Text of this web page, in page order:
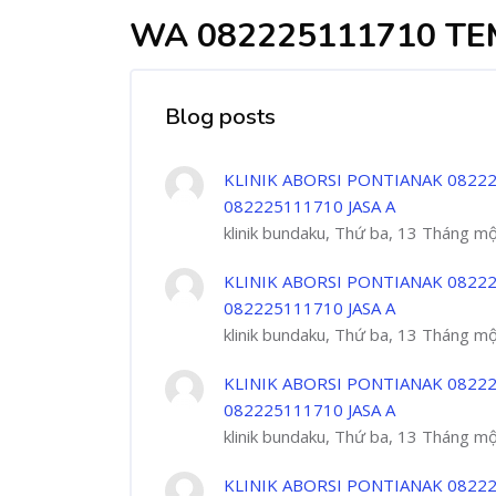
WA 082225111710
Blog posts
KLINIK ABORSI PONTIANAK
082225111710 JASA A
klinik bundaku, Thứ ba, 13 Tháng
KLINIK ABORSI PONTIANAK
082225111710 JASA A
klinik bundaku, Thứ ba, 13 Tháng
KLINIK ABORSI PONTIANAK
082225111710 JASA A
klinik bundaku, Thứ ba, 13 Tháng
KLINIK ABORSI PONTIANAK